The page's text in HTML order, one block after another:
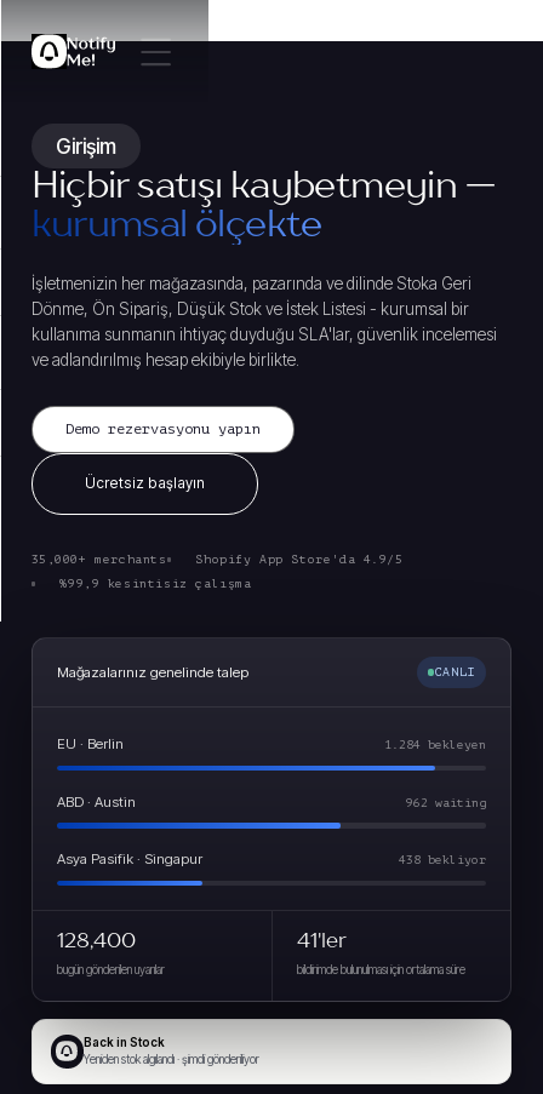
Girişim
Hiçbir satışı kaybetmeyin —
kurumsal ölçekte
İşletmenizin her mağazasında, pazarında ve dilinde Stoka Geri
Dönme, Ön Sipariş, Düşük Stok ve İstek Listesi - kurumsal bir
kullanıma sunmanın ihtiyaç duyduğu SLA'lar, güvenlik incelemesi
ve adlandırılmış hesap ekibiyle birlikte.
Demo rezervasyonu yapın
Ücretsiz başlayın
35,000+ merchants
Shopify App Store'da 4.9/5
%99,9 kesintisiz çalışma
Mağazalarınız genelinde talep CANLI
EU · Berlin 1.284 bekleyen
ABD · Austin 962 waiting
Asya Pasifik · Singapur 438 bekliyor
128,400
bugün gönderilen uyarılar
41'ler
bildirimde bulunulması için ortalama süre
Back in Stock
Yeniden stok algılandı · şimdi gönderiliyor